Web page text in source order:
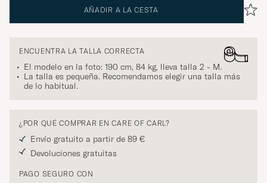
AÑADIR A LA CESTA
ENCUENTRA LA TALLA CORRECTA
El modelo en la foto: 190 cm, 84 kg, lleva talla 2 - M.
La talla es pequeña. Recomendamos elegir una talla más
de lo habitual.
¿POR QUÉ COMPRAR EN CARE OF CARL?
Envío gratuito a partir de 89 €
Devoluciones gratuitas
PAGO SEGURO CON